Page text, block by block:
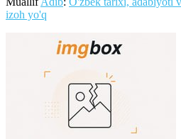
izoh yo'q